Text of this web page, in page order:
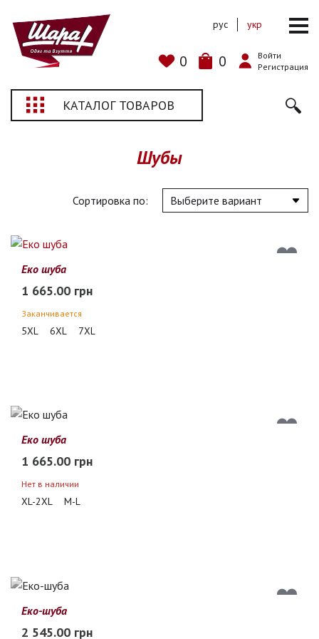
0 0
Войти
Регистрация
рус укр
КАТАЛОГ ТОВАРОВ
Шубы
Сортировка по:
Еко шуба
1 665.00 грн
Заканчивается
5XL 6XL 7XL
Еко шуба
1 665.00 грн
Нет в наличии
XL-2XL M-L
Еко-шуба
2 545.00 грн